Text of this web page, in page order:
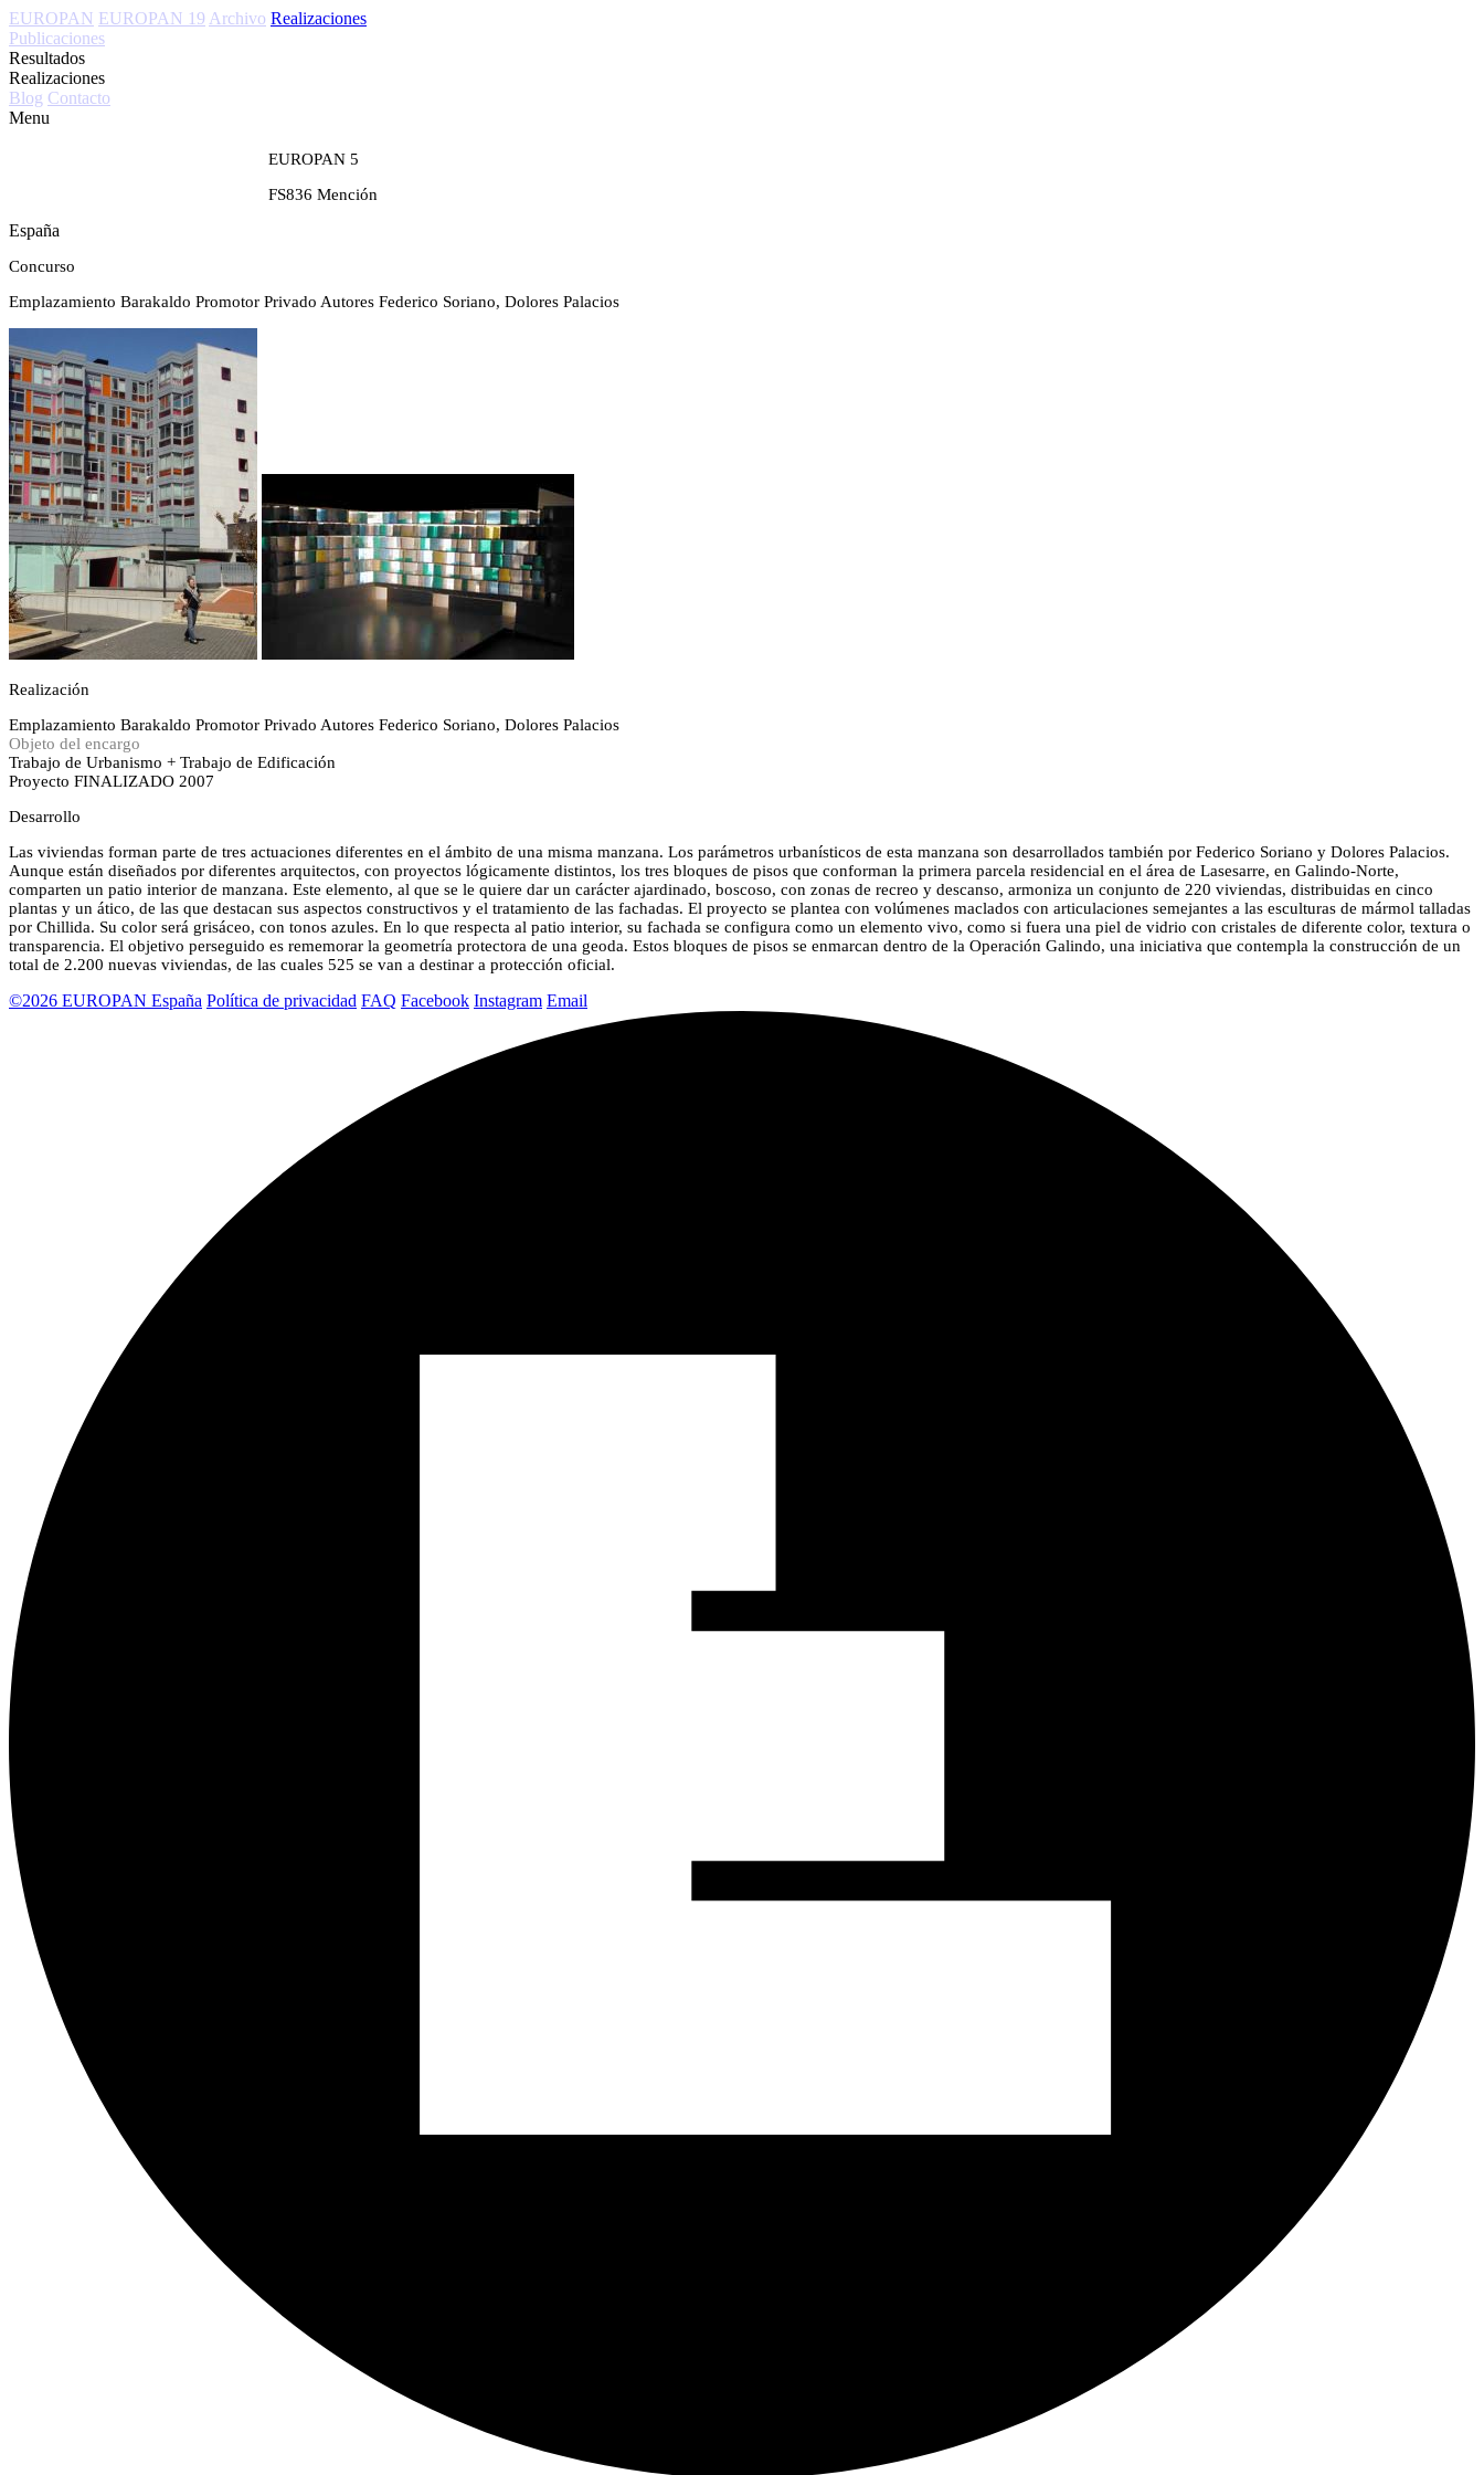
EUROPAN EUROPAN 19 Archivo Realizaciones
Publicaciones
Resultados
Realizaciones
Blog Contacto
Menu
EUROPAN 5
FS836 Mención
España
Concurso
Emplazamiento Barakaldo Promotor Privado Autores Federico Soriano, Dolores Palacios
Realización
Emplazamiento Barakaldo Promotor Privado Autores Federico Soriano, Dolores Palacios
Objeto del encargo
Trabajo de Urbanismo + Trabajo de Edificación
Proyecto FINALIZADO 2007
Desarrollo
Las viviendas forman parte de tres actuaciones diferentes en el ámbito de una misma manzana. Los parámetros urbanísticos de esta manzana son desarrollados también por Federico Soriano y Dolores Palacios.
Aunque están diseñados por diferentes arquitectos, con proyectos lógicamente distintos, los tres bloques de pisos que conforman la primera parcela residencial en el área de Lasesarre, en Galindo-Norte,
comparten un patio interior de manzana. Este elemento, al que se le quiere dar un carácter ajardinado, boscoso, con zonas de recreo y descanso, armoniza un conjunto de 220 viviendas, distribuidas en cinco
plantas y un ático, de las que destacan sus aspectos constructivos y el tratamiento de las fachadas. El proyecto se plantea con volúmenes maclados con articulaciones semejantes a las esculturas de mármol talladas
por Chillida. Su color será grisáceo, con tonos azules. En lo que respecta al patio interior, su fachada se configura como un elemento vivo, como si fuera una piel de vidrio con cristales de diferente color, textura o
transparencia. El objetivo perseguido es rememorar la geometría protectora de una geoda. Estos bloques de pisos se enmarcan dentro de la Operación Galindo, una iniciativa que contempla la construcción de un
total de 2.200 nuevas viviendas, de las cuales 525 se van a destinar a protección oficial.
©2026 EUROPAN España Política de privacidad FAQ Facebook Instagram Email